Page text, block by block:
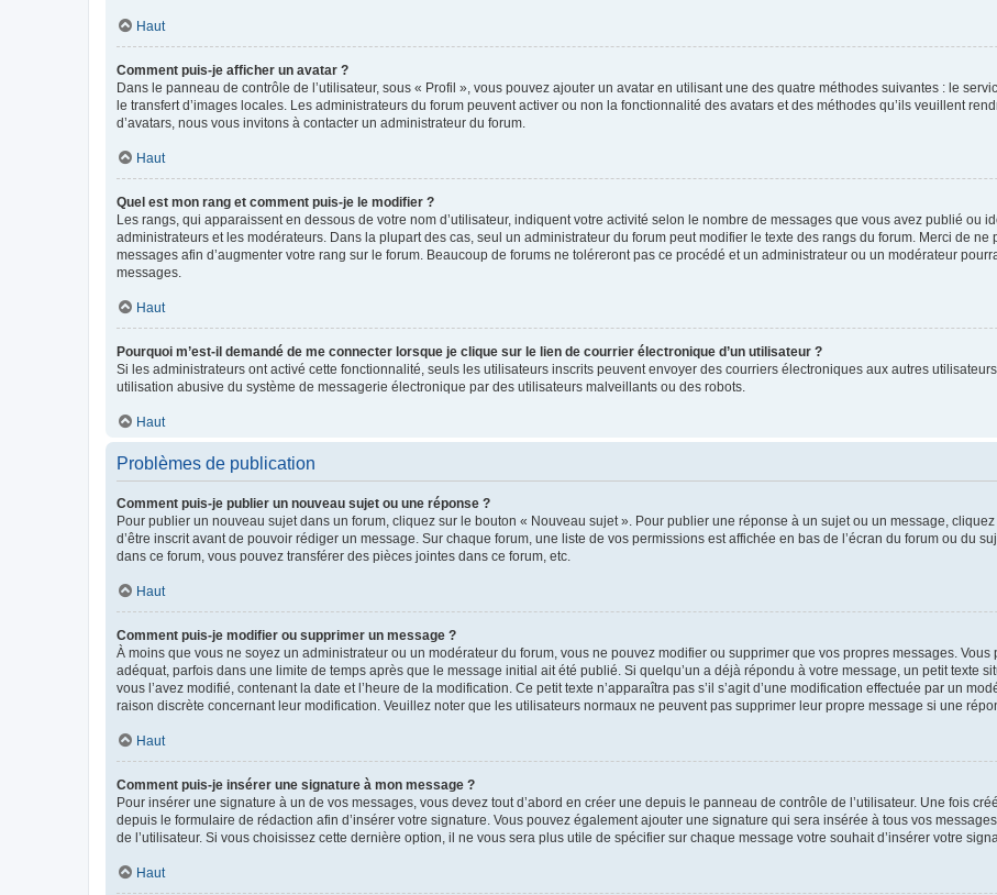
Haut
Comment puis-je afficher un avatar ?
Dans le panneau de contrôle de l’utilisateur, sous « Profil », vous pouvez ajouter un avatar en utilisant une des quatre méthodes suivantes : le
le transfert d’images locales. Les administrateurs du forum peuvent activer ou non la fonctionnalité des avatars et des méthodes qu’ils veuillent
d’avatars, nous vous invitons à contacter un administrateur du forum.
Haut
Quel est mon rang et comment puis-je le modifier ?
Les rangs, qui apparaissent en dessous de votre nom d’utilisateur, indiquent votre activité selon le nombre de messages que vous avez publié ou
administrateurs et les modérateurs. Dans la plupart des cas, seul un administrateur du forum peut modifier le texte des rangs du forum. Merci de
messages afin d’augmenter votre rang sur le forum. Beaucoup de forums ne toléreront pas ce procédé et un administrateur ou un modérateur
messages.
Haut
Pourquoi m’est-il demandé de me connecter lorsque je clique sur le lien de courrier électronique d’un utilisateur ?
Si les administrateurs ont activé cette fonctionnalité, seuls les utilisateurs inscrits peuvent envoyer des courriers électroniques aux autres
utilisation abusive du système de messagerie électronique par des utilisateurs malveillants ou des robots.
Haut
Problèmes de publication
Comment puis-je publier un nouveau sujet ou une réponse ?
Pour publier un nouveau sujet dans un forum, cliquez sur le bouton « Nouveau sujet ». Pour publier une réponse à un sujet ou un message,
d’être inscrit avant de pouvoir rédiger un message. Sur chaque forum, une liste de vos permissions est affichée en bas de l’écran du forum ou du
dans ce forum, vous pouvez transférer des pièces jointes dans ce forum, etc.
Haut
Comment puis-je modifier ou supprimer un message ?
À moins que vous ne soyez un administrateur ou un modérateur du forum, vous ne pouvez modifier ou supprimer que vos propres messages.
adéquat, parfois dans une limite de temps après que le message initial ait été publié. Si quelqu’un a déjà répondu à votre message, un petit texte
vous l’avez modifié, contenant la date et l’heure de la modification. Ce petit texte n’apparaîtra pas s’il s’agit d’une modification effectuée par un
raison discrète concernant leur modification. Veuillez noter que les utilisateurs normaux ne peuvent pas supprimer leur propre message si une
Haut
Comment puis-je insérer une signature à mon message ?
Pour insérer une signature à un de vos messages, vous devez tout d’abord en créer une depuis le panneau de contrôle de l’utilisateur. Une fois
depuis le formulaire de rédaction afin d’insérer votre signature. Vous pouvez également ajouter une signature qui sera insérée à tous vos
de l’utilisateur. Si vous choisissez cette dernière option, il ne vous sera plus utile de spécifier sur chaque message votre souhait d’insérer votre
Haut